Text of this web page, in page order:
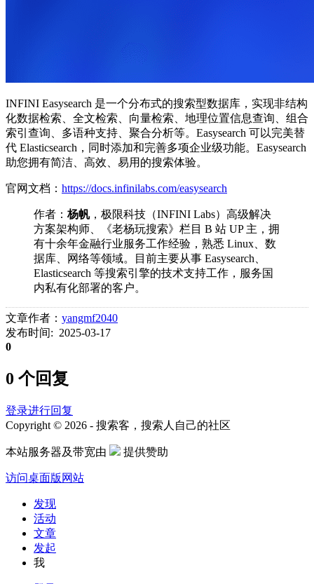
INFINI Easysearch 是一个分布式的搜索型数据库，实现非结构
化数据检索、全文检索、向量检索、地理位置信息查询、组合
索引查询、多语种支持、聚合分析等。Easysearch 可以完美替
代 Elasticsearch，同时添加和完善多项企业级功能。Easysearch
助您拥有简洁、高效、易用的搜索体验。
官网文档： https://docs.infinilabs.com/easysearch
作者： 杨帆，极限科技（INFINI Labs）高级解决
方案架构师、《老杨玩搜索》栏目 B 站 UP 主，拥
有十余年金融行业服务工作经验，熟悉 Linux、数
据库、网络等领域。目前主要从事 Easysearch、
Elasticsearch 等搜索引擎的技术支持工作，服务国
内私有化部署的客户。
文章作者： yangmf2040
发布时间: 2025-03-17
0
0 个回复
登录进行回复
Copyright © 2026 - 搜索客，搜索人自己的社区
本站服务器及带宽由 提供赞助
访问桌面版网站
发现
活动
文章
发起
我